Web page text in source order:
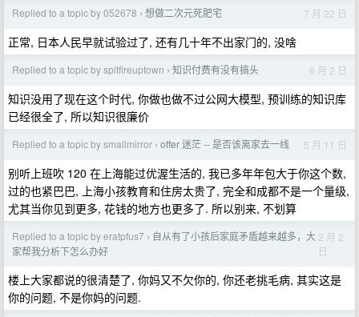
Replied to a topic by 052678 › 想做二次元死肥宅 7 月 22 日
正常, 日本人民早就试验过了, 还有几十年不出家门的, 没啥
Replied to a topic by spitfireuptown › 知识付费有没有搞头 6 月 2 日
知识没用了现在这个时代, 你做也做不过公网大模型, 预训练的知识库
已经很全了, 所以知识很廉价
Replied to a topic by smallmirror › offer 迷茫 -- 是否该离家去一线 5 月 11 日
别听上班吹 120 在上海能过优渥生活的, 我已多年年包大于你这个数,
过的也紧巴巴, 上海小孩教育和住房太贵了, 完全和成都不是一个量级,
尤其当你见到更多, 花钱的地方也更多了. 所以别来, 不划算
Replied to a topic by eratpfus7 › 自从有了小孩后家庭矛盾越来越多，大
家帮我分析下怎么办好
2 月 2
日
楼上大家都说的很清楚了, 你妈又不欠你的, 你还老挑毛病, 其实这是
你的问题, 不是你妈的问题.